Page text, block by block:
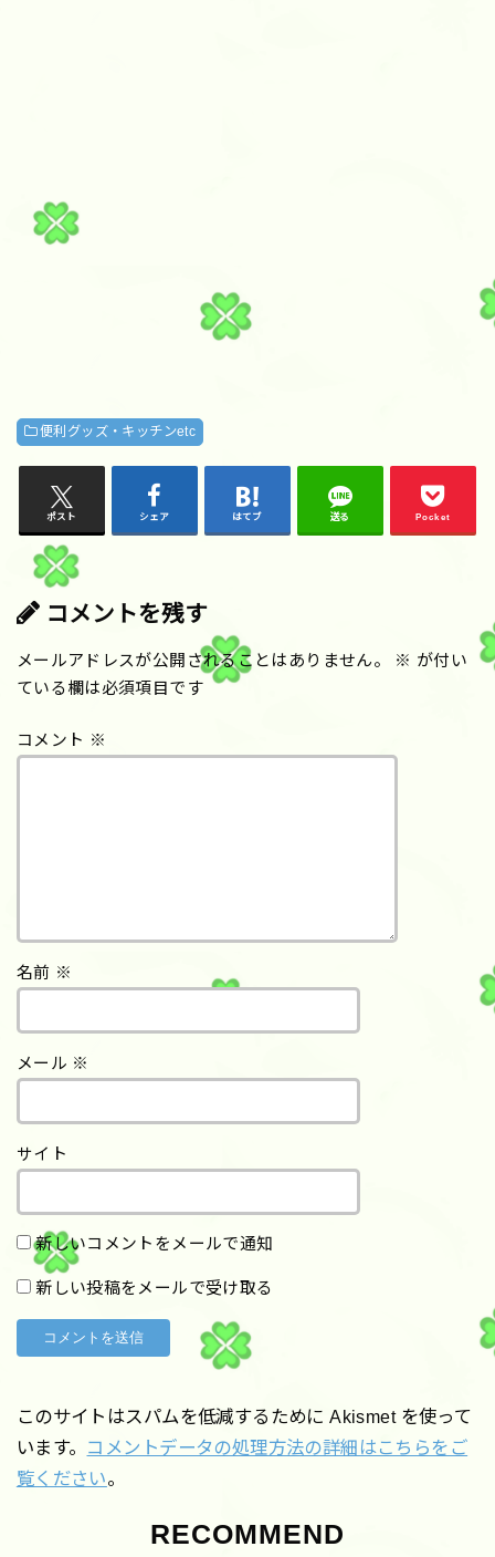
便利グッズ・キッチンetc
ポスト シェア はてブ 送る Pocket
コメントを残す
メールアドレスが公開されることはありません。 ※ が付い
ている欄は必須項目です
コメント ※
名前 ※
メール ※
サイト
新しいコメントをメールで通知
新しい投稿をメールで受け取る
このサイトはスパムを低減するために Akismet を使って
います。 コメントデータの処理方法の詳細はこちらをご
覧ください。
RECOMMEND